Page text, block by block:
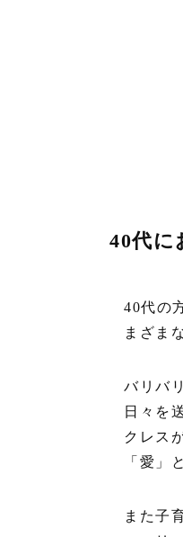
40代に
40代の
まざま
バリバ
日々を
クレス
「愛」
また子